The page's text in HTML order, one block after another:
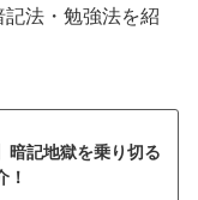
法・勉強法を紹
暗記地獄を乗り切る
！